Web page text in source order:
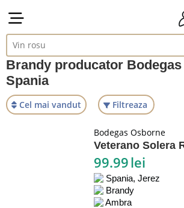
Brandy producator
Spania
Cel mai vandut Filtreaza
Bodegas Osborne
Veterano Solera
99.99lei
Spania, Jerez
Brandy
Ambra